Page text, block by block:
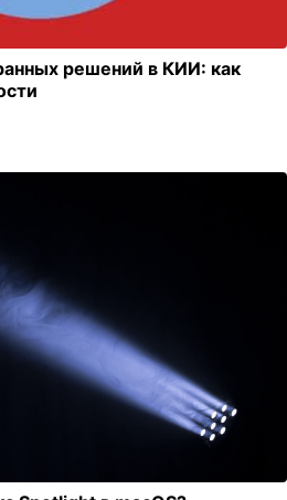
решений в КИИ: как